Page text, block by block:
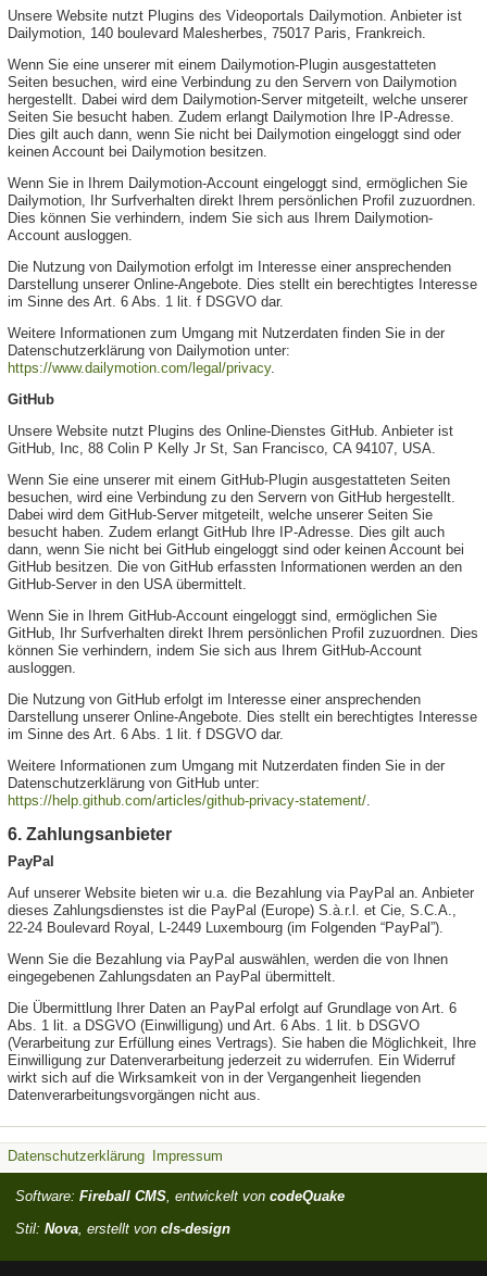
Unsere Website nutzt Plugins des Videoportals Dailymotion. Anbieter ist
Dailymotion, 140 boulevard Malesherbes, 75017 Paris, Frankreich.
Wenn Sie eine unserer mit einem Dailymotion-Plugin ausgestatteten
Seiten besuchen, wird eine Verbindung zu den Servern von Dailymotion
hergestellt. Dabei wird dem Dailymotion-Server mitgeteilt, welche unserer
Seiten Sie besucht haben. Zudem erlangt Dailymotion Ihre IP-Adresse.
Dies gilt auch dann, wenn Sie nicht bei Dailymotion eingeloggt sind oder
keinen Account bei Dailymotion besitzen.
Wenn Sie in Ihrem Dailymotion-Account eingeloggt sind, ermöglichen Sie
Dailymotion, Ihr Surfverhalten direkt Ihrem persönlichen Profil zuzuordnen.
Dies können Sie verhindern, indem Sie sich aus Ihrem Dailymotion-
Account ausloggen.
Die Nutzung von Dailymotion erfolgt im Interesse einer ansprechenden
Darstellung unserer Online-Angebote. Dies stellt ein berechtigtes Interesse
im Sinne des Art. 6 Abs. 1 lit. f DSGVO dar.
Weitere Informationen zum Umgang mit Nutzerdaten finden Sie in der
Datenschutzerklärung von Dailymotion unter:
https://www.dailymotion.com/legal/privacy.
GitHub
Unsere Website nutzt Plugins des Online-Dienstes GitHub. Anbieter ist
GitHub, Inc, 88 Colin P Kelly Jr St, San Francisco, CA 94107, USA.
Wenn Sie eine unserer mit einem GitHub-Plugin ausgestatteten Seiten
besuchen, wird eine Verbindung zu den Servern von GitHub hergestellt.
Dabei wird dem GitHub-Server mitgeteilt, welche unserer Seiten Sie
besucht haben. Zudem erlangt GitHub Ihre IP-Adresse. Dies gilt auch
dann, wenn Sie nicht bei GitHub eingeloggt sind oder keinen Account bei
GitHub besitzen. Die von GitHub erfassten Informationen werden an den
GitHub-Server in den USA übermittelt.
Wenn Sie in Ihrem GitHub-Account eingeloggt sind, ermöglichen Sie
GitHub, Ihr Surfverhalten direkt Ihrem persönlichen Profil zuzuordnen. Dies
können Sie verhindern, indem Sie sich aus Ihrem GitHub-Account
ausloggen.
Die Nutzung von GitHub erfolgt im Interesse einer ansprechenden
Darstellung unserer Online-Angebote. Dies stellt ein berechtigtes Interesse
im Sinne des Art. 6 Abs. 1 lit. f DSGVO dar.
Weitere Informationen zum Umgang mit Nutzerdaten finden Sie in der
Datenschutzerklärung von GitHub unter:
https://help.github.com/articles/github-privacy-statement/
6. Zahlungsanbieter
PayPal
Auf unserer Website bieten wir u.a. die Bezahlung via PayPal an. Anbieter
dieses Zahlungsdienstes ist die PayPal (Europe) S.à.r.l. et Cie, S.C.A.,
22-24 Boulevard Royal, L-2449 Luxembourg (im Folgenden “PayPal”).
Wenn Sie die Bezahlung via PayPal auswählen, werden die von Ihnen
eingegebenen Zahlungsdaten an PayPal übermittelt.
Die Übermittlung Ihrer Daten an PayPal erfolgt auf Grundlage von Art. 6
Abs. 1 lit. a DSGVO (Einwilligung) und Art. 6 Abs. 1 lit. b DSGVO
(Verarbeitung zur Erfüllung eines Vertrags). Sie haben die Möglichkeit, Ihre
Einwilligung zur Datenverarbeitung jederzeit zu widerrufen. Ein Widerruf
wirkt sich auf die Wirksamkeit von in der Vergangenheit liegenden
Datenverarbeitungsvorgängen nicht aus.
Datenschutzerklärung Impressum
Software: Fireball CMS, entwickelt von codeQuake
Stil: Nova, erstellt von cls-design